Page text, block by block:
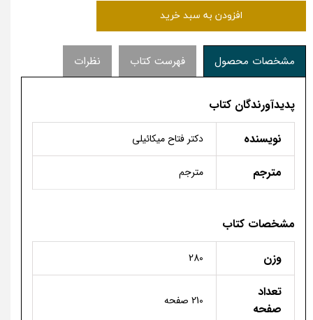
افزودن به سبد خرید
مشخصات محصول فهرست کتاب نظرات
پدیدآورندگان کتاب
نویسنده
دکتر فتاح میکائیلی
مترجم مترجم
مشخصات کتاب
وزن
280
تعداد
صفحه
210 صفحه